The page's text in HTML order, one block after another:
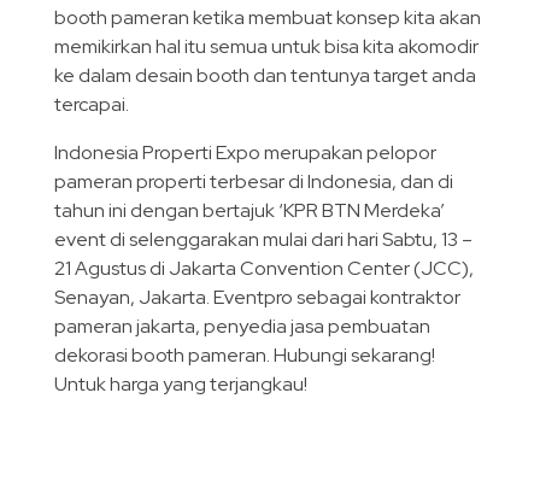
booth pameran ketika membuat konsep kita akan
memikirkan hal itu semua untuk bisa kita akomodir
ke dalam desain booth dan tentunya target anda
tercapai.
Indonesia Properti Expo merupakan pelopor
pameran properti terbesar di Indonesia, dan di
tahun ini dengan bertajuk ‘KPR BTN Merdeka’
event di selenggarakan mulai dari hari Sabtu, 13 –
21 Agustus di Jakarta Convention Center (JCC),
Senayan, Jakarta. Eventpro sebagai kontraktor
pameran jakarta, penyedia jasa pembuatan
dekorasi booth pameran. Hubungi sekarang!
Untuk harga yang terjangkau!